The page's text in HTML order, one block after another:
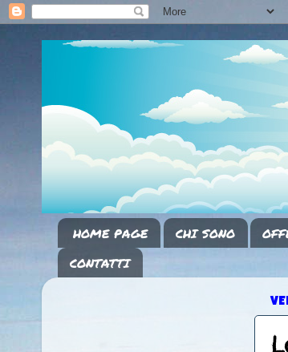
HOME PAGE CHI SONO
CONTATTI